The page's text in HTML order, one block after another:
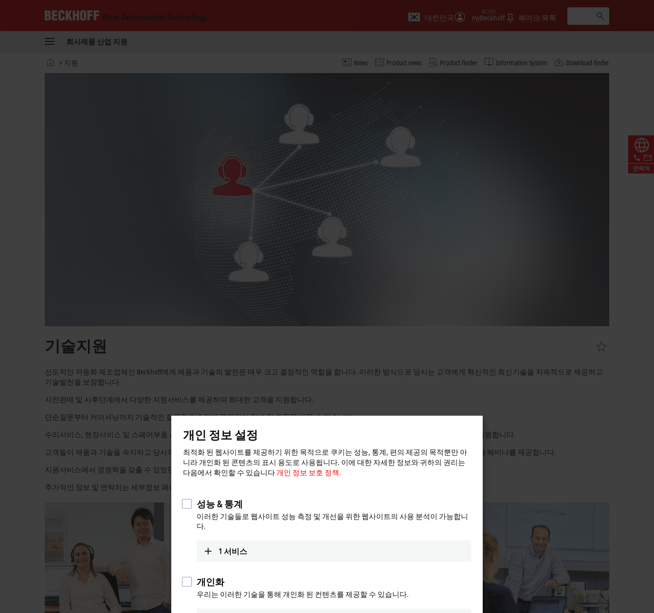
New
Technology
대한민국 myBeckhoff
로그인
북마크 목록
회사제품 산업 지원
News Product news Product finder Information System Download finder
홈
지원
연락처
기술지원
선도적인 자동화 제조업체인 Beckhoff에게 제품과 기술의 발전은 매우 크고 결정적인 역할을 합니다. 이러한 방식으로 당사는 고객에게 혁신적인 최신기술을 지속적으로 제공하고
기술발전을 보장합니다.
사전판매 및 사후단계에서 다양한 지원서비스를 제공하며 최대한 고객을 지원합니다.
단순질문부터 커미셔닝까지 기술적인 질문은 기술팀에 문의하여 답변 및 도움을 받을 수 있습니다.
수리서비스, 현장서비스 및 스페어부품 서비스에서 제품수명 사이클 관리까지 사후서비스와 관련된 모든 질문에 대해 서비스 전문인력이 지원합니다.
고객들이 제품과 기술을 숙지하고 당사의 자동화 철학에 대한 심층적인 통찰을 얻을 수 있도록 온라인이나 오프라인 형태의 교육 프로그램과 웨비나를 제공합니다.
지원서비스에서 경쟁력을 갖출 수 있었던 가장 큰 부분은 전 세계 지사에서 현지언어로 지원한다는 점입니다.
추가적인 정보 및 연락처는 세부정보 페이지에서 확인가능합니다:
개인 정보 설정
최적화 된 웹사이트를 제공하기 위한 목적으로 쿠키는 성능, 통계, 편의 제공의 목적뿐만 아
니라 개인화 된 콘텐츠의 표시 용도로 사용됩니다. 이에 대한 자세한 정보와 귀하의 권리는
다음에서 확인할 수 있습니다 개인 정보 보호 정책.
성능 & 통계
이러한 기술들로 웹사이트 성능 측정 및 개선을 위한 웹사이트의 사용 분석이 가능합니
다.
1 서비스
개인화
우리는 이러한 기술을 통해 개인화 된 컨텐츠를 제공할 수 있습니다.